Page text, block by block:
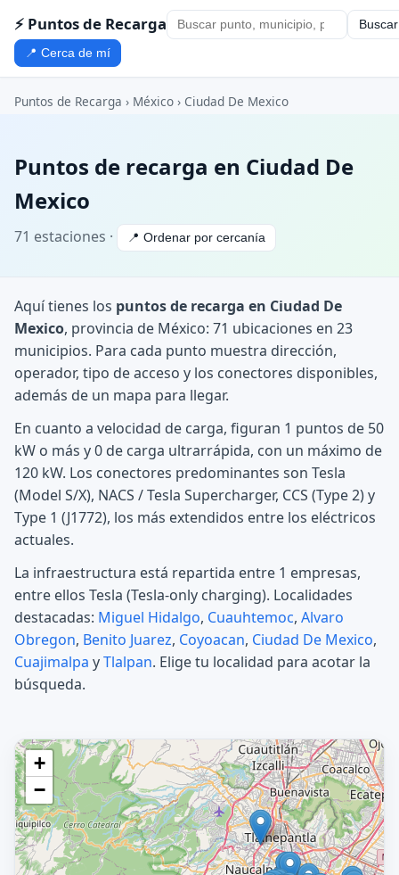
⚡ Puntos de Recarga Buscar
📍 Cerca de mí
Puntos de Recarga › México › Ciudad De Mexico
Puntos de recarga en Ciudad De
Mexico
71 estaciones · 📍 Ordenar por cercanía
Aquí tienes los puntos de recarga en Ciudad De
Mexico, provincia de México: 71 ubicaciones en 23
municipios. Para cada punto muestra dirección,
operador, tipo de acceso y los conectores disponibles,
además de un mapa para llegar.
En cuanto a velocidad de carga, figuran 1 puntos de 50
kW o más y 0 de carga ultrarrápida, con un máximo de
120 kW. Los conectores predominantes son Tesla
(Model S/X), NACS / Tesla Supercharger, CCS (Type 2) y
Type 1 (J1772), los más extendidos entre los eléctricos
actuales.
La infraestructura está repartida entre 1 empresas,
entre ellos Tesla (Tesla-only charging). Localidades
destacadas: Miguel Hidalgo, Cuauhtemoc, Alvaro
Obregon, Benito Juarez, Coyoacan, Ciudad De Mexico,
Cuajimalpa yTlalpan. Elige tu localidad para acotar la
búsqueda.
+
−